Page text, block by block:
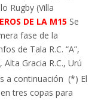
Rugby (Villa
DE LA M15 Se
fase de la
de Tala R.C. “A”,
Alta Gracia R.C., Urú
a continuación (*) El
tres copas para